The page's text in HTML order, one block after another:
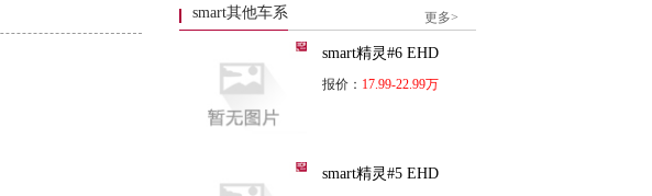
smart其他车系 更多>
smart精灵#6 EHD
报价： 17.99-22.99万
smart精灵#5 EHD